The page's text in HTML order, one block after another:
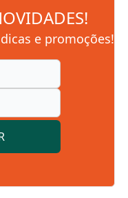
e promoções!